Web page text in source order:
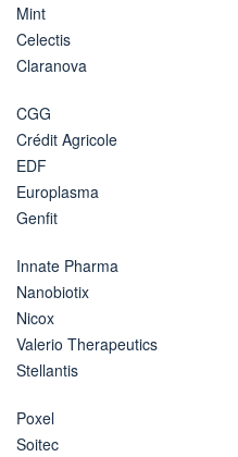
Mint
Celectis
Claranova
CGG
Crédit Agricole
EDF
Europlasma
Genfit
Innate Pharma
Nanobiotix
Nicox
Valerio Therapeutics
Stellantis
Poxel
Soitec